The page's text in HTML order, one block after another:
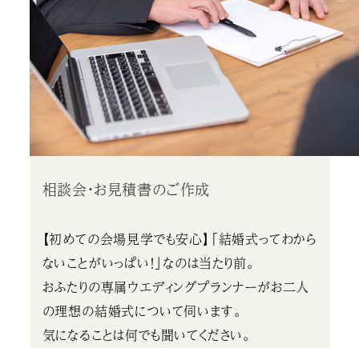
相談会・お見積書のご作成
【初めての会場見学でも安心】「結婚式ってわから
ないことがいっぱい！」なのは当たり前。
おふたりの専属ウエディングプランナーがお二人
の理想の結婚式について伺います。
気になることは何でも聞いてください。